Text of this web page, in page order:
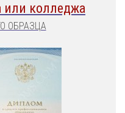
или колледжа
ОБРАЗЦА